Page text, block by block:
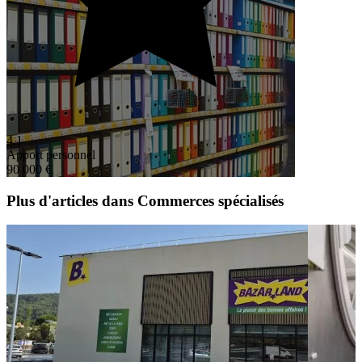
4,1
Apport personnel
90 000 €
Plus d'articles dans Commerces spécialisés